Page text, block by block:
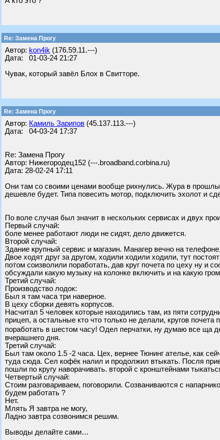
Re: Замена Прогу
Автор: kon4ik (176.59.11.---)
Дата: 01-03-24 21:27
Чувак, который завёл Блох в Свитторе.
Re: Замена Прогу
Автор: Камиль Зарипов (45.137.113.---)
Дата: 04-03-24 17:37
Re: Замена Прогу
Автор: Нижегородец152 (---.broadband.corbina.ru)
Дата: 28-02-24 17:11
Они там со своими ценами вообще рихнулись. Жура в
дешевле будет. Типа повесить мотор, подключить эхолот и
По воле случая был значит в нескольких сервисах и двух
Первый случай:
боле менее работают люди не сидят, дело движется.
Второй случай:
Здание крупный сервис и магазин. Манагер вечно на
Двое ходят друг за другом, ходили ходили ходили, тут
потом соизволили поработать, дав круг почета по цеху ну и
обсуждали какую музыку на колонке включить и на какую
Третий случай:
Производство лодок:
Был я там часа три наверное.
В цеху сборки девять корпусов.
Насчитал 5 человек которые находились там, из пяти
прицеп, а остальные кто что только не делали, кругов
поработать в шестом часу! Одел перчатки, ну думаю все ща
вчерашнего дня.
Третий случай:
Был там около 1.5 -2 часа. Цех, вернее Тюнинг ателье, как
туда сюда. Сел кофёк налил и продолжил втыкать. Посля
пошли по кругу наворачивать. второй с кронштейнами
Четвертый случай:
Стоим разговариваем, поговорили. Созваниваются с
будем работать ?
Нет.
Млять Я завтра не могу,
Ладно завтра созвонимся решим.
Выводы делайте сами…